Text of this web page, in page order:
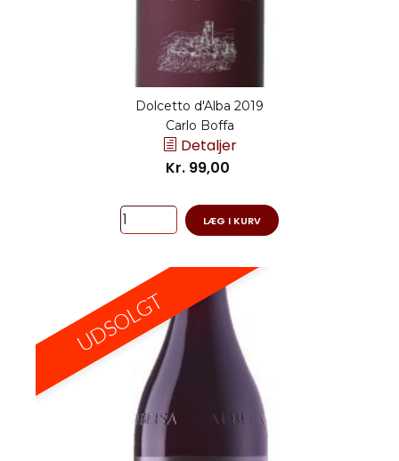
Dolcetto d'Alba 2019
Carlo Boffa
Detaljer
Kr. 99,00
LÆG I KURV